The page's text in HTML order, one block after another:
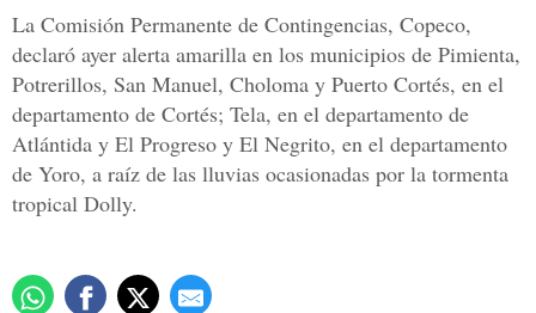
La Comisión Permanente de Contingencias, Copeco,
declaró ayer alerta amarilla en los municipios de Pimienta,
Potrerillos, San Manuel, Choloma y Puerto Cortés, en el
departamento de Cortés; Tela, en el departamento de
Atlántida y El Progreso y El Negrito, en el departamento
de Yoro, a raíz de las lluvias ocasionadas por la tormenta
tropical Dolly.